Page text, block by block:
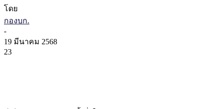
โดย
กองบก.
-
19 มีนาคม 2568
23